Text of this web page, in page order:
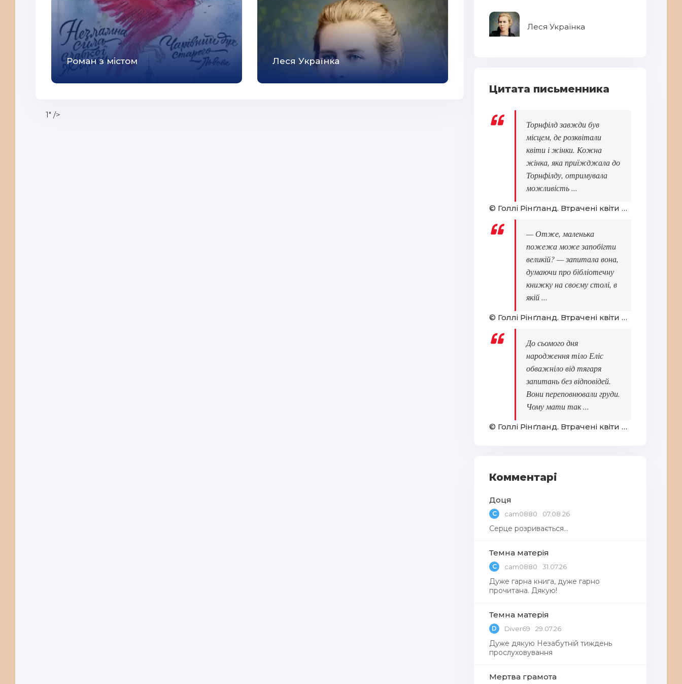
Роман з містом Леся Українка
1" />
Леся Українка
Цитата письменника
Торнфілд завжди був
місцем, де розквітали
квіти і жінки. Кожна
жінка, яка приїжджала до
Торнфілду, отримувала
можливість ...
© Голлі Рінґланд. Втрачені квіти Еліс Гарт
— Отже, маленька
пожежа може запобігти
великій? — запитала вона,
думаючи про бібліотечну
книжку на своєму столі, в
якій ...
© Голлі Рінґланд. Втрачені квіти Еліс Гарт
До сьомого дня
народження тіло Еліс
обважніло від тягаря
запитань без відповідей.
Вони переповнювали груди.
Чому мати так ...
© Голлі Рінґланд. Втрачені квіти Еліс Гарт
Комментарі
Доця
C cam0880 07.08.26
Серце розривається…
Темна матерія
C cam0880 31.07.26
Дуже гарна книга, дуже гарно
прочитана. Дякую!
Темна матерія
D Diver69 29.07.26
Дуже дякую Незабутній тиждень
прослуховування
Мертва грамота